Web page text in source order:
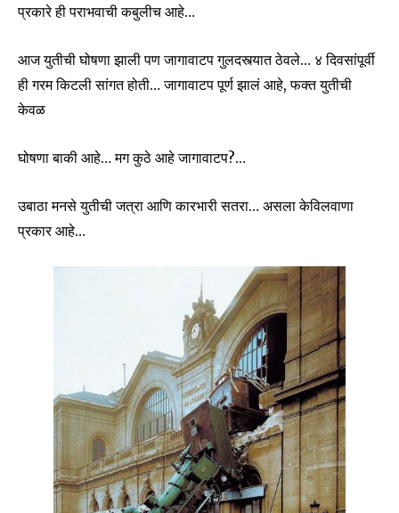
प्रकारे ही पराभवाची कबुलीच आहे…
आज युतीची घोषणा झाली पण जागावाटप गुलदस्त्यात ठेवले… ४ दिवसांपूर्वी
ही गरम किटली सांगत होती… जागावाटप पूर्ण झालं आहे, फक्त युतीची
केवळ
घोषणा बाकी आहे… मग कुठे आहे जागावाटप?…
उबाठा मनसे युतीची जत्रा आणि कारभारी सतरा… असला केविलवाणा
प्रकार आहे…